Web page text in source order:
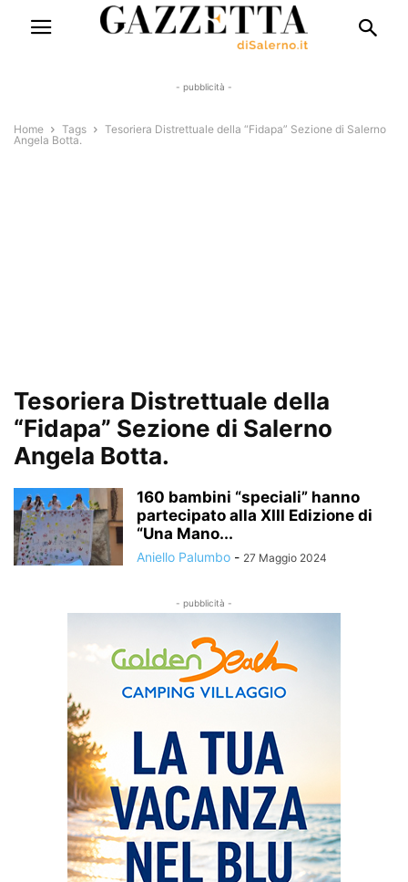
- pubblicità -
Home Tags
Tesoriera Distrettuale della “Fidapa” Sezione di Salerno
Angela Botta.
Tesoriera Distrettuale della
“Fidapa” Sezione di Salerno
Angela Botta.
160 bambini “speciali” hanno
partecipato alla XIII Edizione di
“Una Mano...
Aniello Palumbo - 27 Maggio 2024
- pubblicità -